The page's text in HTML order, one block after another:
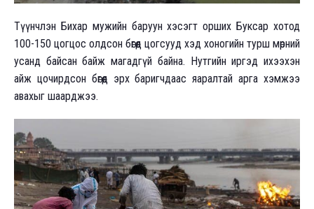
Түүнчлэн Бихар мужийн баруун хэсэгт орших Буксар хотод
100-150 цогцос олдсон бөгөөд цогсууд хэд хоногийн турш мөрний
усанд байсан байж магадгүй байна. Нутгийн иргэд ихээхэн
айж цочирдсон бөгөөд эрх баригчдаас яаралтай арга хэмжээ
авахыг шаарджээ.